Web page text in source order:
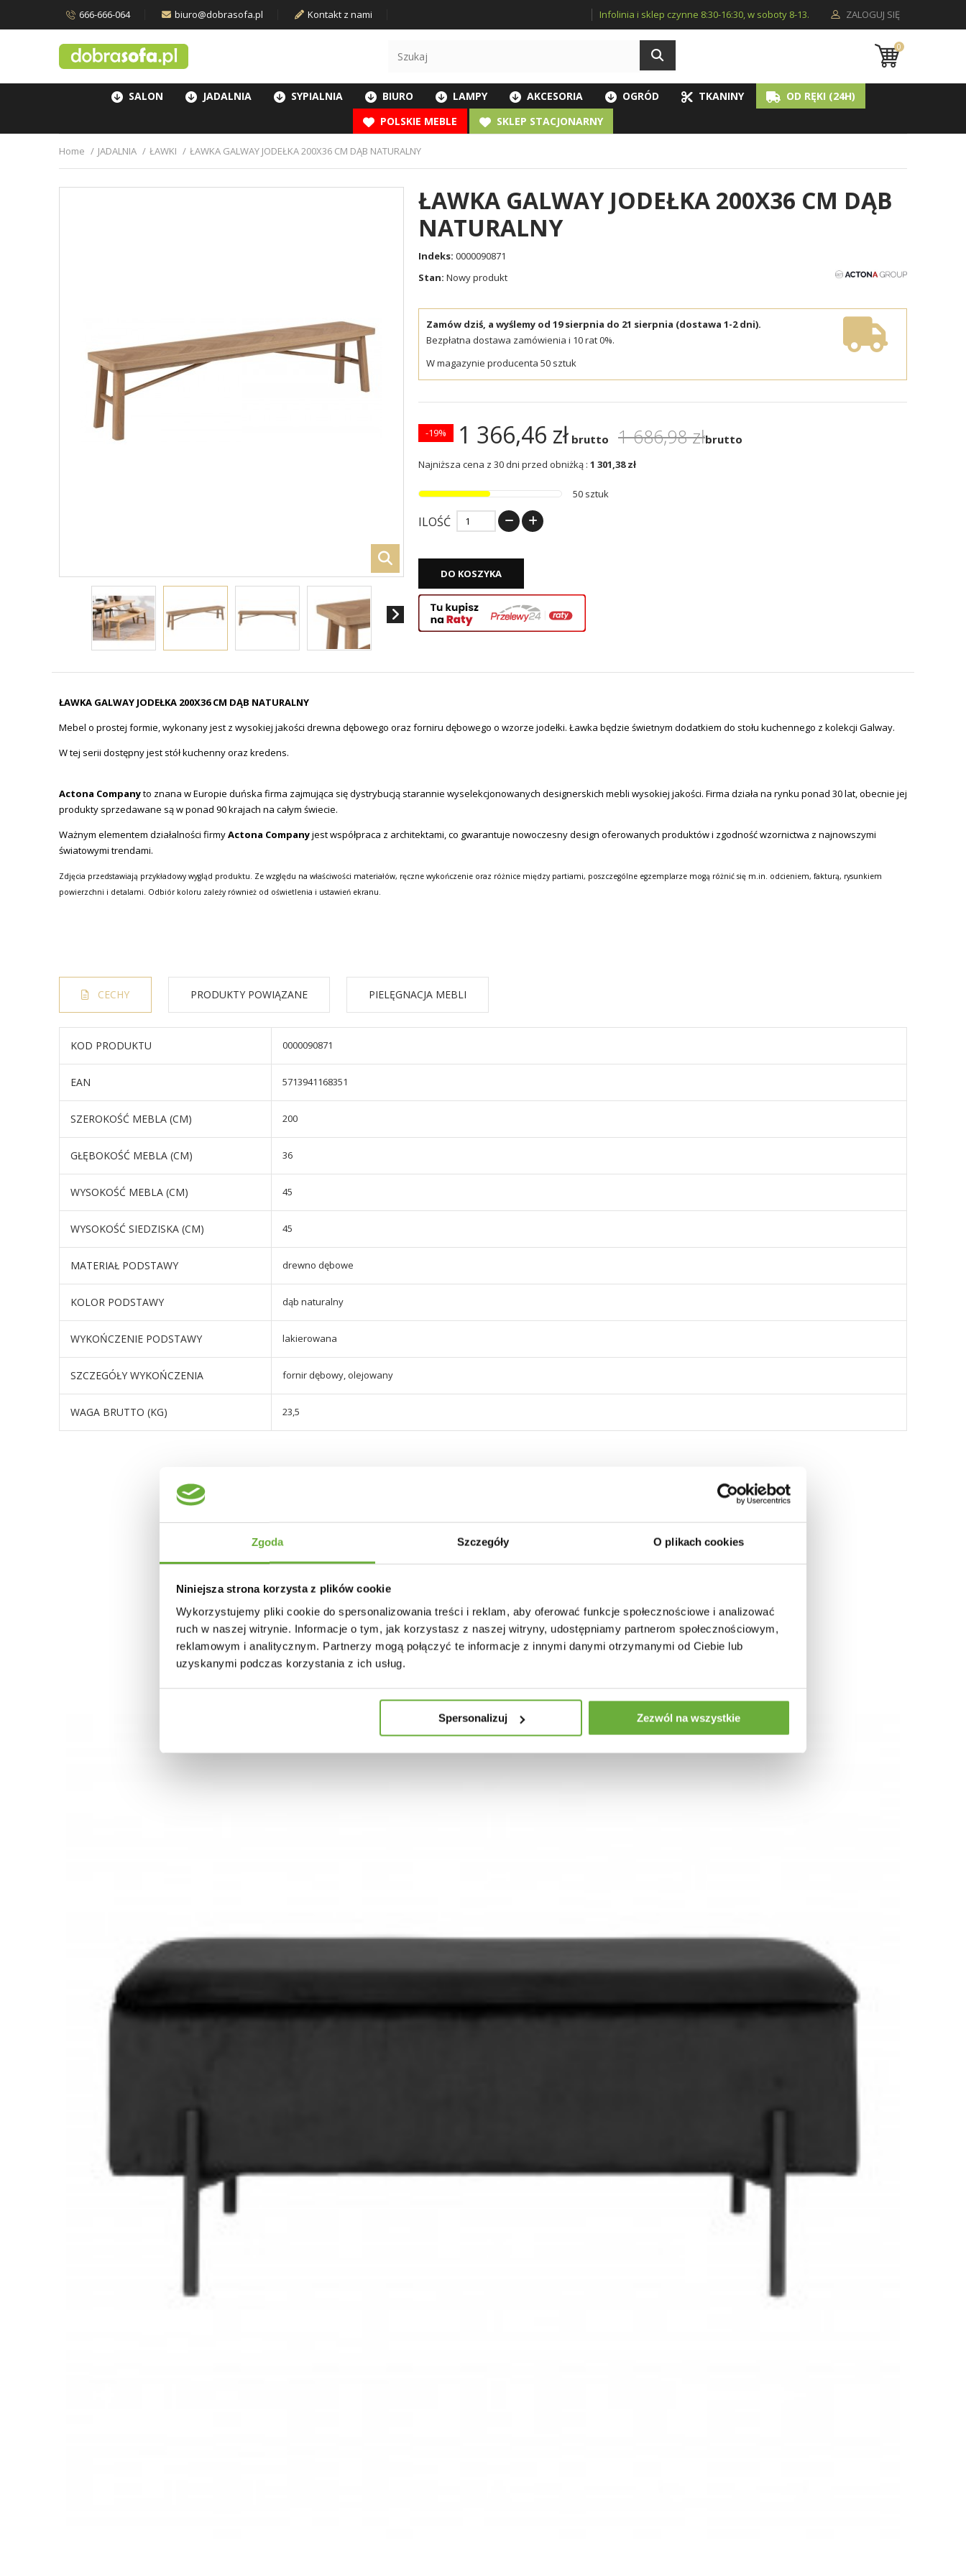
Zgoda Szczegóły O plikach cookies
Niniejsza strona korzysta z plików cookie
Wykorzystujemy pliki cookie do spersonalizowania treści i reklam, aby oferować funkcje społecznościowe i analizować
ruch w naszej witrynie. Informacje o tym, jak korzystasz z naszej witryny, udostępniamy partnerom społecznościowym,
reklamowym i analitycznym. Partnerzy mogą połączyć te informacje z innymi danymi otrzymanymi od Ciebie lub
uzyskanymi podczas korzystania z ich usług.
Spersonalizuj Zezwól na wszystkie
ZALOGUJ SIĘ
666-666-064 biuro@dobrasofa.pl Kontakt z nami Infolinia i sklep czynne 8:30-16:30, w soboty 8-13.
0
SALON JADALNIA SYPIALNIA BIURO LAMPY AKCESORIA OGRÓD TKANINY
OD RĘKI (24H)
POLSKIE MEBLE
SKLEP STACJONARNY
Home JADALNIA ŁAWKI ŁAWKA GALWAY JODEŁKA 200X36 CM DĄB NATURALNY
ŁAWKA GALWAY JODEŁKA 200X36 CM DĄB
NATURALNY
Indeks: 0000090871
Stan: Nowy produkt
Zamów dziś, a wyślemy od 19 sierpnia do 21 sierpnia (dostawa 1-2 dni).
Bezpłatna dostawa zamówienia i 10 rat 0%.
W magazynie producenta 50 sztuk
1 366,46 zł brutto 1 686,98 złbrutto
-19%
Najniższa cena z 30 dni przed obniżką : 1 301,38 zł
50 sztuk
ILOŚĆ
DO KOSZYKA
ŁAWKA GALWAY JODEŁKA 200X36 CM DĄB NATURALNY
Mebel o prostej formie, wykonany jest z wysokiej jakości drewna dębowego oraz forniru dębowego o wzorze jodełki. Ławka będzie świetnym dodatkiem do stołu kuchennego z kolekcji Galway.
W tej serii dostępny jest stół kuchenny oraz kredens.
Actona Companyto znana w Europie duńska firma zajmująca się dystrybucją starannie wyselekcjonowanych designerskich mebli wysokiej jakości. Firma działa na rynku ponad 30 lat, obecnie jej
produkty sprzedawane są w ponad 90 krajach na całym świecie.
Ważnym elementem działalności firmyActona Companyjest współpraca z architektami, co gwarantuje nowoczesny design oferowanych produktów i zgodność wzornictwa z najnowszymi
światowymi trendami.
Zdjęcia przedstawiają przykładowy wygląd produktu. Ze względu na właściwości materiałów, ręczne wykończenie oraz różnice między partiami, poszczególne egzemplarze mogą różnić się m.in. odcieniem, fakturą, rysunkiem
powierzchni i detalami. Odbiór koloru zależy również od oświetlenia i ustawień ekranu.
CECHY PRODUKTY POWIĄZANE PIELĘGNACJA MEBLI
KOD PRODUKTU 0000090871
EAN 5713941168351
SZEROKOŚĆ MEBLA (CM) 200
GŁĘBOKOŚĆ MEBLA (CM) 36
WYSOKOŚĆ MEBLA (CM) 45
WYSOKOŚĆ SIEDZISKA (CM) 45
MATERIAŁ PODSTAWY drewno dębowe
KOLOR PODSTAWY dąb naturalny
WYKOŃCZENIE PODSTAWY lakierowana
SZCZEGÓŁY WYKOŃCZENIA fornir dębowy, olejowany
WAGA BRUTTO (KG) 23,5